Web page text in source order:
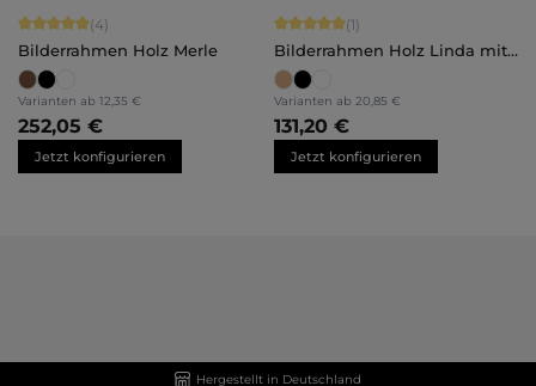
Durchschnittliche Bewertung von 5 von 5 Sternen
(4)
Bilderrahmen Holz Merle
Varianten ab 12,35 €
252,05 €
Jetzt konfigurieren
Durchschnittliche Bewertung von 5
(1)
Bilderrahmen Holz Linda mit
Abstandsleiste
Varianten ab 20,85 €
131,20 €
Jetzt konfigurieren
Hergestellt in Deutschland